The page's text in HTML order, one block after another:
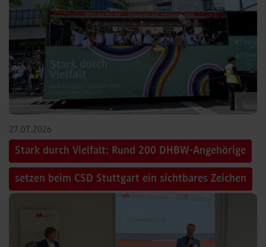
27.07.2026
Stark durch Vielfalt: Rund 200 DHBW-Angehörige
setzen beim CSD Stuttgart ein sichtbares Zeichen